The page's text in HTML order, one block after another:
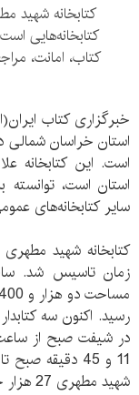
کتابخانه شهید
کتابخانه‌هایی
کتاب، امانت،
خبرگزاری کتاب
استان خراسان شمالی
است. این کتابخانه
استان است، توانسته
سایر کتابخانه‌های
رسید. اکنون سه
شهید مطهری 27 هزار جلد کتاب در موضوعات مختلف دارد.